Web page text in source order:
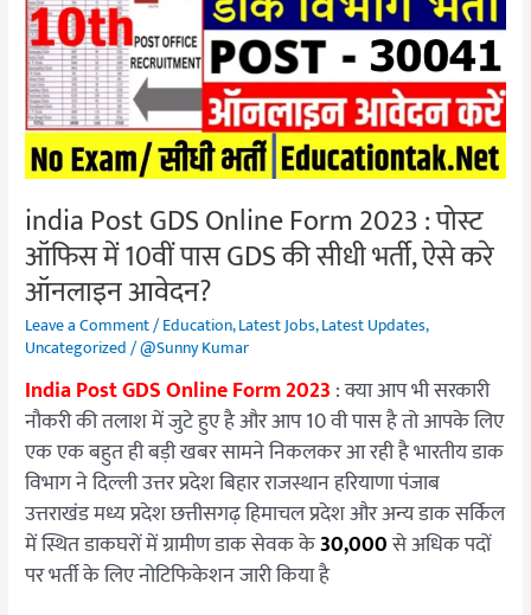
india Post GDS Online Form 2023 : पोस्ट
ऑफिस में 10वीं पास GDS की सीधी भर्ती, ऐसे करे
ऑनलाइन आवेदन?
Leave a Comment/Education,Latest Jobs,Latest Updates,
Uncategorized/@Sunny Kumar
India Post GDS Online Form 2023 : क्या आप भी सरकारी
नौकरी की तलाश में जुटे हुए है और आप 10 वी पास है तो आपके लिए
एक एक बहुत ही बड़ी खबर सामने निकलकर आ रही है भारतीय डाक
विभाग ने दिल्ली उत्तर प्रदेश बिहार राजस्थान हरियाणा पंजाब
उत्तराखंड मध्य प्रदेश छत्तीसगढ़ हिमाचल प्रदेश और अन्य डाक सर्किल
में स्थित डाकघरों में ग्रामीण डाक सेवक के30,000से अधिक पदों
पर भर्ती के लिए नोटिफिकेशन जारी किया है
2023
:
पोस्ट
ऑफिस
में
10वीं
GDS
की
सीधी
भर्ती,
ऐसे
ऑनलाइन
आवेदन?